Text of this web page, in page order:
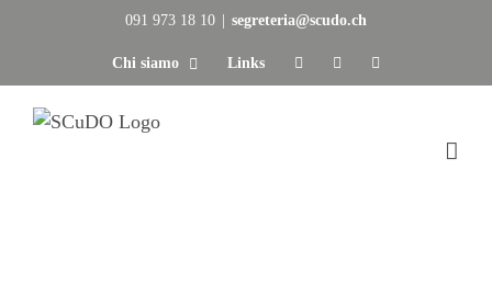
091 973 18 10 segreteria@scudo.ch
Chi siamo Links